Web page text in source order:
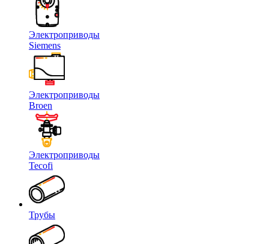
Электроприводы
Siemens
Электроприводы
Broen
Электроприводы
Tecofi
Трубы